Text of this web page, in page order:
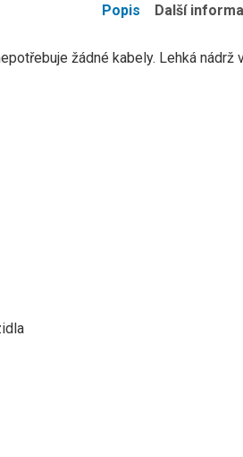
Popis Další
žádné kabely. Lehká